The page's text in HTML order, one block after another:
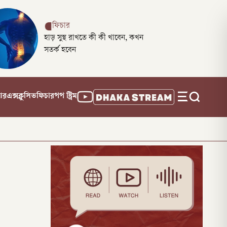
ফিচার
হাড় সুস্থ রাখতে কী কী খাবেন, কখন
সতর্ক হবেন
এক্সক্লুসিভফিচারপপ স্ট্রিম